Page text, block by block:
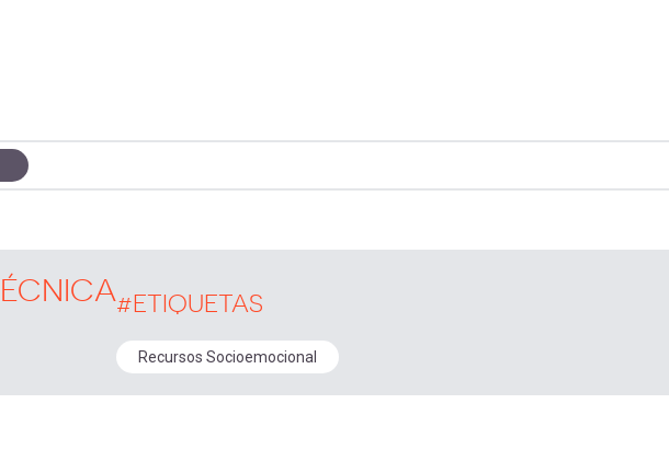
#ETIQUETAS
Recursos Socioemocional